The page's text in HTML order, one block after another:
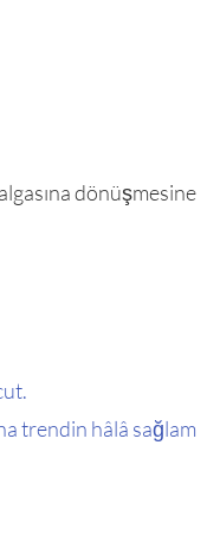
dönüşmesine
trendin hâlâ sağlam